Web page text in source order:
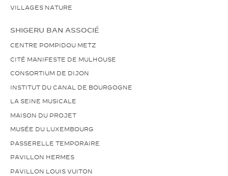
VILLAGES NATURE
SHIGERU BAN ASSOCIÉ
CENTRE POMPIDOU METZ
CITÉ MANIFESTE DE MULHOUSE
CONSORTIUM DE DIJON
INSTITUT DU CANAL DE BOURGOGNE
LA SEINE MUSICALE
MAISON DU PROJET
MUSÉE DU LUXEMBOURG
PASSERELLE TEMPORAIRE
PAVILLON HERMES
PAVILLON LOUIS VUITON